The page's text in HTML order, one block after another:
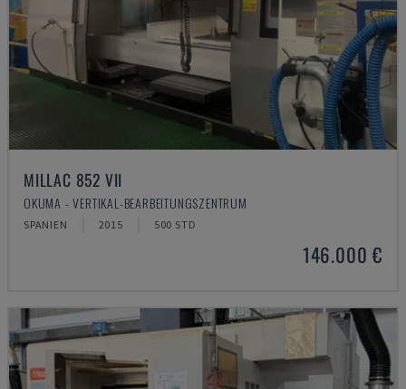
MILLAC 852 VII
OKUMA - VERTIKAL-BEARBEITUNGSZENTRUM
SPANIEN 2015 500 STD
146.000 €